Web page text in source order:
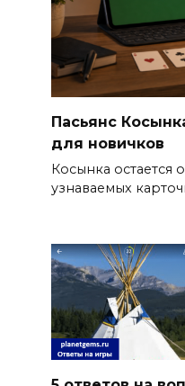
Пасьянс
для новичков
Косынка остается
узнаваемых